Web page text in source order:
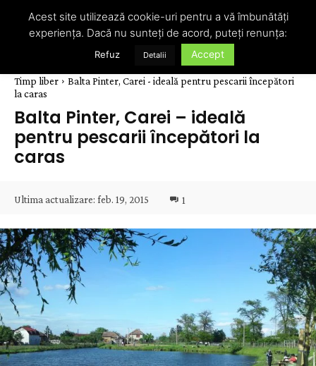
Timp liber
Balta Pinter, Carei - ideală pentru pescarii începători
la caras
Balta Pinter, Carei – ideală
pentru pescarii începători la
caras
Ultima actualizare: feb. 19, 2015 1
Acest site utilizează cookie-uri pentru a vă îmbunătăți
experiența. Dacă nu sunteți de acord, puteți renunța:
Refuz Detalii Accept